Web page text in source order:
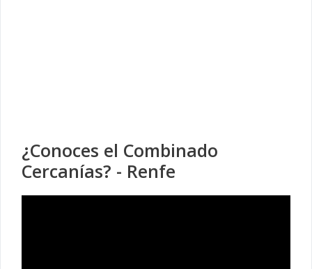
¿Conoces el Combinado
Cercanías? - Renfe